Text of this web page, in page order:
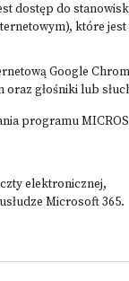
dostęp do
które
Google
głośniki lub
programu
elektronicznej,
Microsoft 365.